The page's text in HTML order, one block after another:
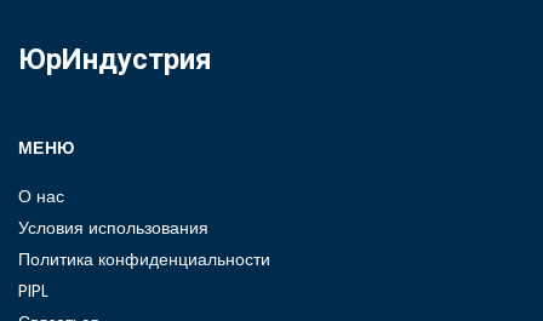
ЮрИндустрия
МЕНЮ
О нас
Условия использования
Политика конфиденциальности
PIPL